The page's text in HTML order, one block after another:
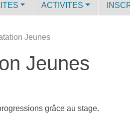
ACTIVITES
Jeunes
Jeunes
grâce au stage.